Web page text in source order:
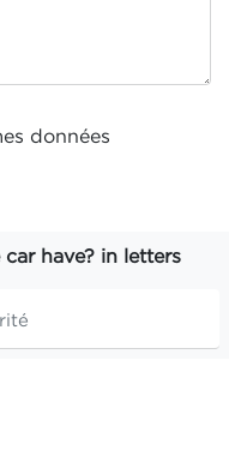
données
have? in letters